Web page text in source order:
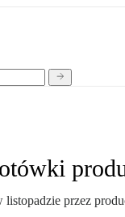
przez